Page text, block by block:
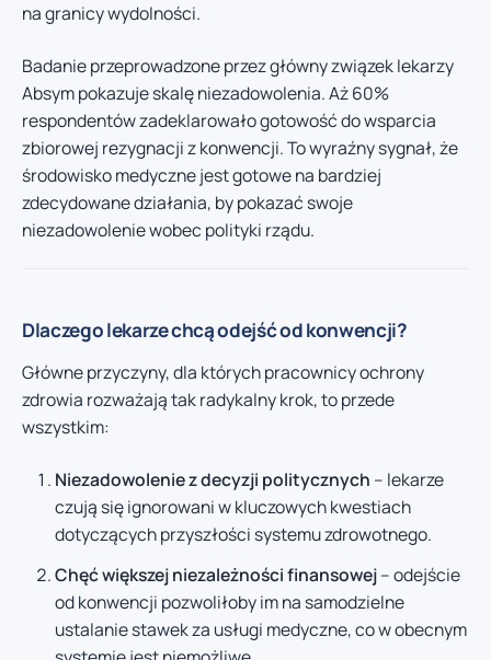
na granicy wydolności.
Badanie przeprowadzone przez główny związek lekarzy
Absym pokazuje skalę niezadowolenia. Aż 60%
respondentów zadeklarowało gotowość do wsparcia
zbiorowej rezygnacji z konwencji. To wyraźny sygnał, że
środowisko medyczne jest gotowe na bardziej
zdecydowane działania, by pokazać swoje
niezadowolenie wobec polityki rządu.
Dlaczego lekarze chcą odejść od konwencji?
Główne przyczyny, dla których pracownicy ochrony
zdrowia rozważają tak radykalny krok, to przede
wszystkim:
Niezadowolenie z decyzji politycznych – lekarze
czują się ignorowani w kluczowych kwestiach
dotyczących przyszłości systemu zdrowotnego.
Chęć większej niezależności finansowej– odejście
od konwencji pozwoliłoby im na samodzielne
ustalanie stawek za usługi medyczne, co w obecnym